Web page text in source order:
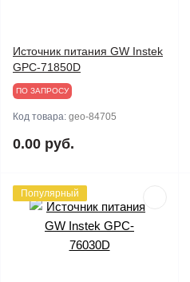
Источник питания GW Instek
GPC-71850D
ПО ЗАПРОСУ
Код товара: geo-84705
0.00 руб.
Популярный